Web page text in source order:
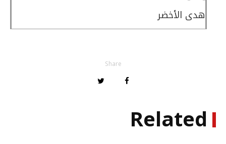
هدى الأخضر
Share
Related